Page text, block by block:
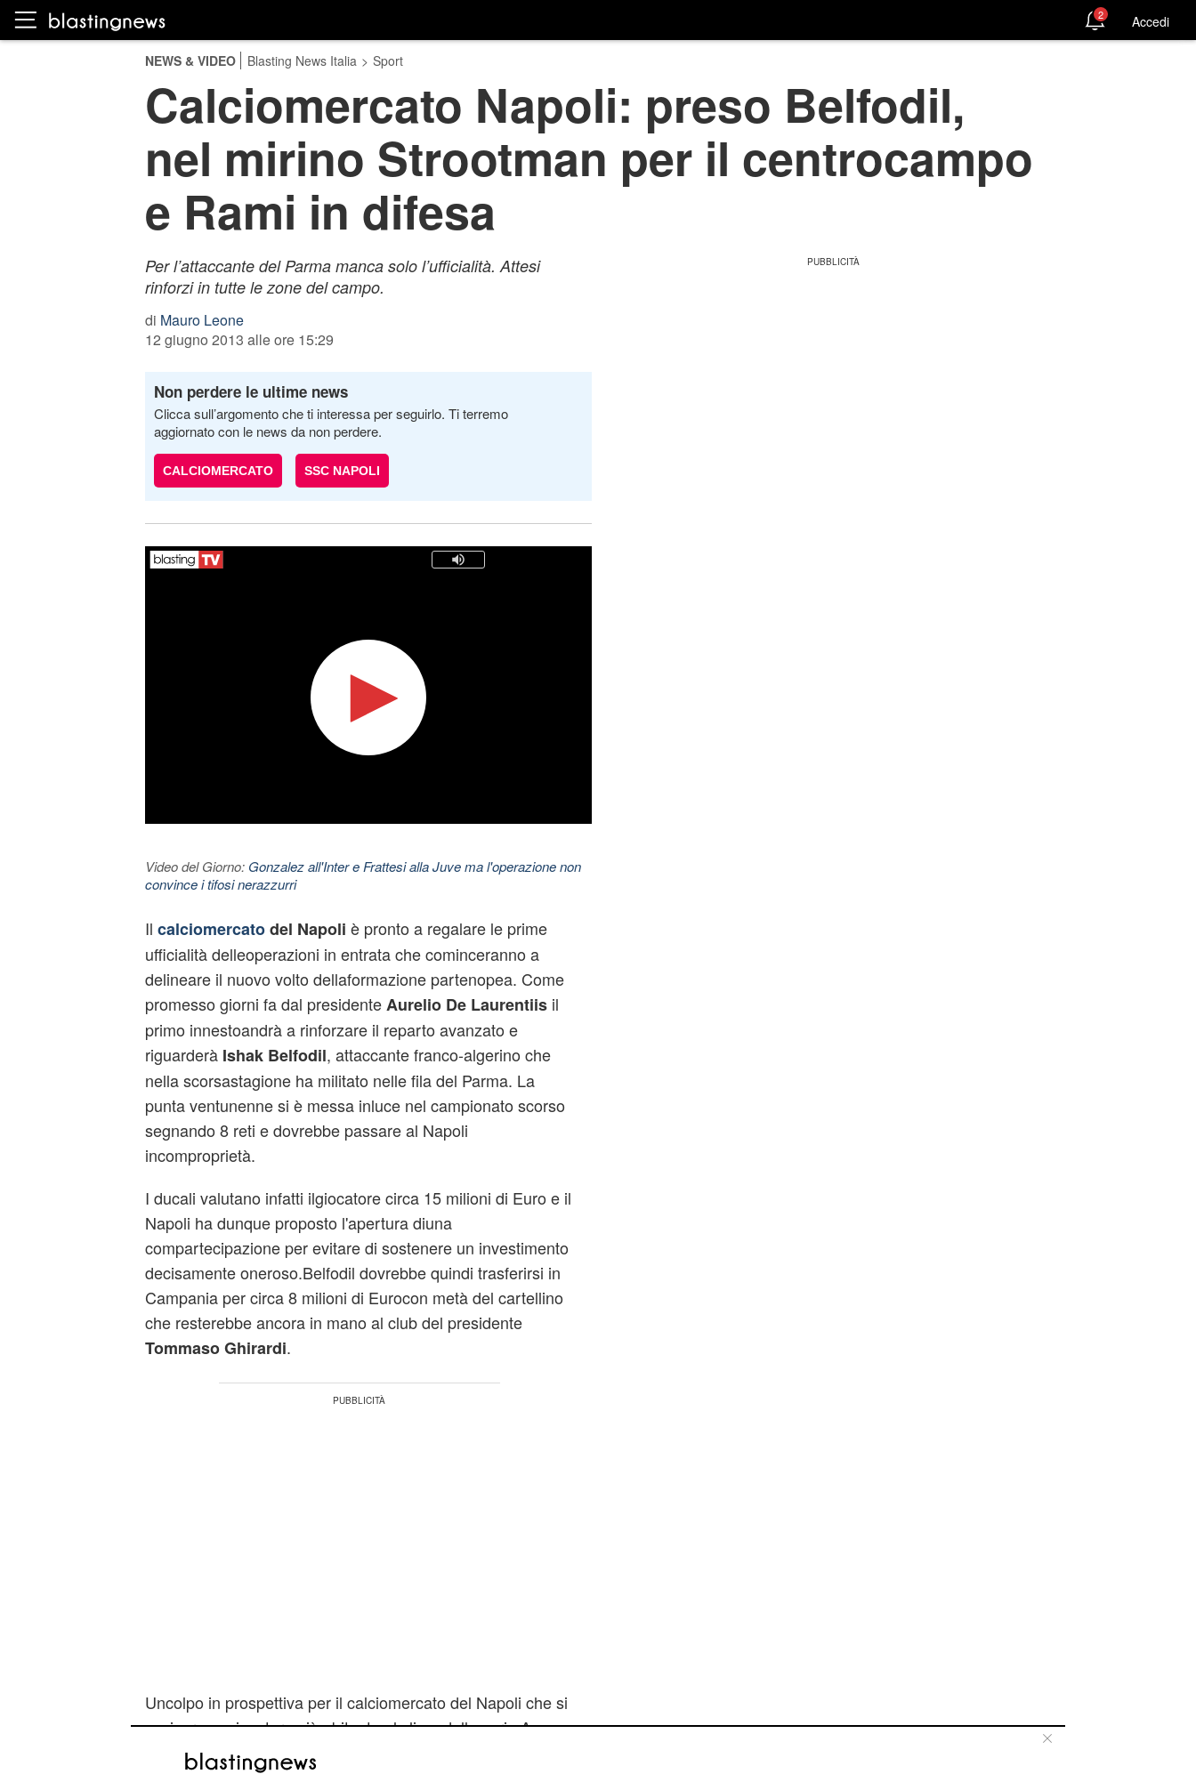
2 Accedi
NEWS & VIDEO Blasting News Italia > Sport
Calciomercato Napoli: preso Belfodil,
nel mirino Strootman per il centrocampo
e Rami in difesa
Per l’attaccante del Parma manca solo l’ufficialità. Attesi
rinforzi in tutte le zone del campo.
di Mauro Leone
12 giugno 2013 alle ore 15:29
Non perdere le ultime news
Clicca sull’argomento che ti interessa per seguirlo. Ti terremo
aggiornato con le news da non perdere.
CALCIOMERCATO SSC NAPOLI
Video del Giorno: Gonzalez all'Inter e Frattesi alla Juve ma l'operazione non
convince i tifosi nerazzurri
Il calciomercatodel Napoli è pronto a regalare le prime
ufficialità delleoperazioni in entrata che cominceranno a
delineare il nuovo volto dellaformazione partenopea. Come
promesso giorni fa dal presidenteAurelio De Laurentiisil
primo innestoandrà a rinforzare il reparto avanzato e
riguarderà Ishak Belfodil, attaccante franco-algerino che
nella scorsastagione ha militato nelle fila del Parma. La
punta ventunenne si è messa inluce nel campionato scorso
segnando 8 reti e dovrebbe passare al Napoli
incomproprietà.
I ducali valutano infatti ilgiocatore circa 15 milioni di Euro e il
Napoli ha dunque proposto l'apertura diuna
compartecipazione per evitare di sostenere un investimento
decisamente oneroso.Belfodil dovrebbe quindi trasferirsi in
Campania per circa 8 milioni di Eurocon metà del cartellino
che resterebbe ancora in mano al club del presidente
Tommaso Ghirardi.
Uncolpo in prospettiva per il calciomercato del Napoli che si
assicura ungiocatore già abituato al clima della serie A ma
che, al tempo stesso, puòvantare grandi margini di crescita.